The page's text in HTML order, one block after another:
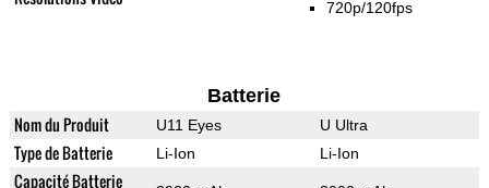
720p/120fps
Batterie
Nom du Produit U11 Eyes U Ultra
Type de Batterie Li-Ion Li-Ion
Capacité Batterie